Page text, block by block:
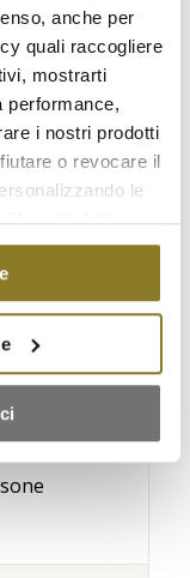
anche per
quali raccogliere
mostrarti
performance,
i nostri prodotti
o revocare il
le
"Accetta tutti i
per tutte le
"Accetta cookie
tecnici.